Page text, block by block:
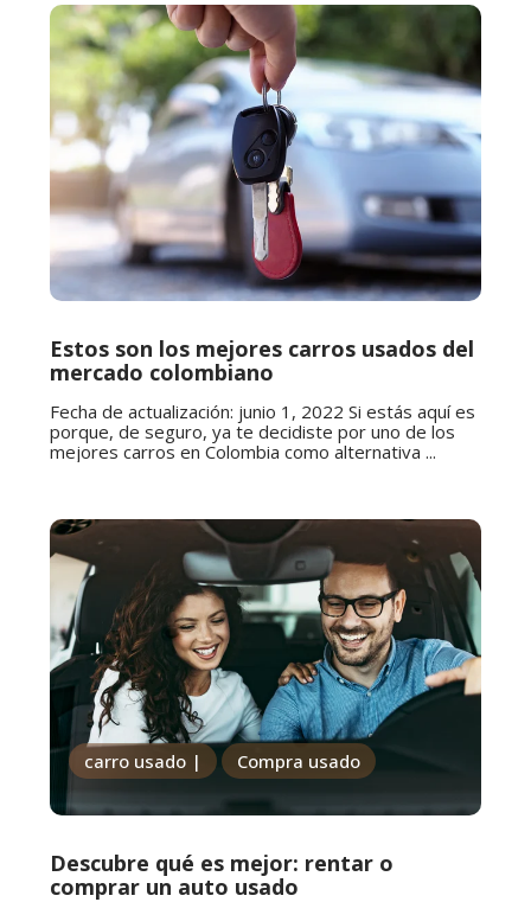
Estos son los mejores carros usados del
mercado colombiano
Fecha de actualización: junio 1, 2022 Si estás aquí es
porque, de seguro, ya te decidiste por uno de los
mejores carros en Colombia como alternativa ...
carro usado | Compra usado
Descubre qué es mejor: rentar o
comprar un auto usado